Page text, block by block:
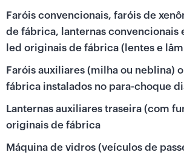
Faróis convencionais, faróis de
de fábrica, lanternas convencionais
led originais de fábrica (lentes e
Faróis auxiliares (milha ou neblina)
fábrica instalados no para-choque
Lanternas auxiliares traseira (com
originais de fábrica
Máquina de vidros (veículos de